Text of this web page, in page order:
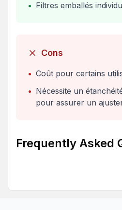
• Filtres emballés
Cons
• Coût pour certains
• Nécessite un
pour assurer un
Frequently Asked